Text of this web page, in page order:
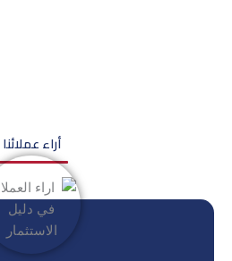
أراء عملائنا